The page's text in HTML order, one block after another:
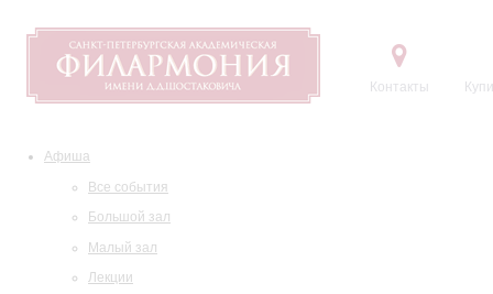
Контакты
Афиша
Все события
Большой зал
Малый зал
Лекции